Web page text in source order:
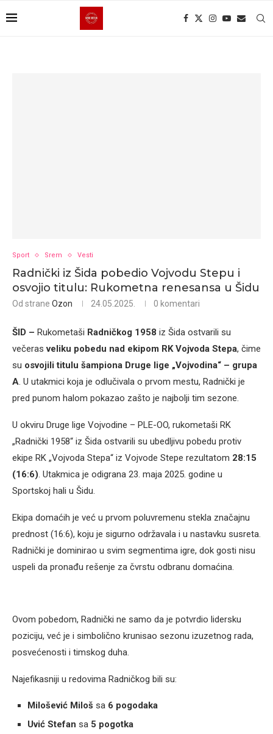
Sport Srem Vesti
Radnički iz Šida pobedio Vojvodu Stepu i
osvojio titulu: Rukometna renesansa u Šidu
Od strane Ozon 24.05.2025. 0 komentari
ŠID – Rukometaši Radničkog 1958 iz Šida ostvarili su
večerasveliku pobedu nad ekipom RK Vojvoda Stepa, čime
su osvojili titulu šampiona Druge lige „Vojvodina“ – grupa
A. U utakmici koja je odlučivala o prvom mestu, Radnički je
pred punom halom pokazao zašto je najbolji tim sezone.
U okviru Druge lige Vojvodine – PLE-OO, rukometaši RK
„Radnički 1958“ iz Šida ostvarili su ubedljivu pobedu protiv
ekipe RK „Vojvoda Stepa“ iz Vojvode Stepe rezultatom 28:15
(16:6). Utakmica je odigrana 23. maja 2025. godine u
Sportskoj hali u Šidu.
Ekipa domaćih je već u prvom poluvremenu stekla značajnu
prednost (16:6), koju je sigurno održavala i u nastavku susreta.
Radnički je dominirao u svim segmentima igre, dok gosti nisu
uspeli da pronađu rešenje za čvrstu odbranu domaćina.
Ovom pobedom, Radnički ne samo da je potvrdio lidersku
poziciju, već je i simbolično krunisao sezonu izuzetnog rada,
posvećenosti i timskog duha.
Najefikasniji u redovima Radničkog bili su:
Milošević Miloš sa 6 pogodaka
Uvić Stefan sa 5 pogotka